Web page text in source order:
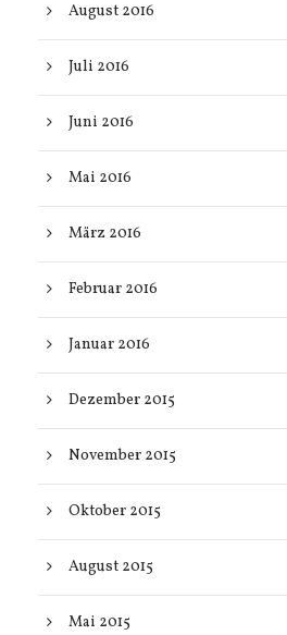
August 2016
Juli 2016
Juni 2016
Mai 2016
März 2016
Februar 2016
Januar 2016
Dezember 2015
November 2015
Oktober 2015
August 2015
Mai 2015